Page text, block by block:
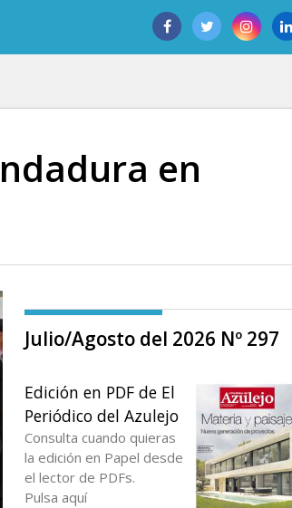
en
Julio/Agosto del 2026 Nº 297
Edición en PDF de El
Periódico del Azulejo
Consulta cuando quieras
la edición en Papel desde
el lector de PDFs.
Pulsa aquí